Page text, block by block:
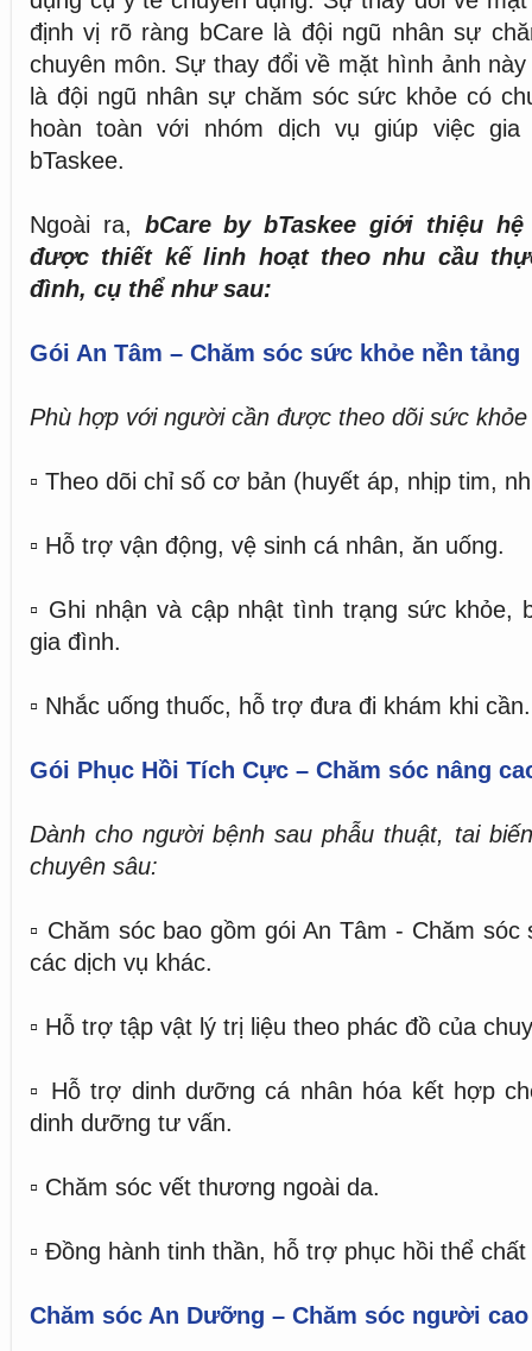
định vị rõ ràng bCare là đội ngũ nhân sự
chuyên môn. Sự thay đổi về mặt hình ảnh
là đội ngũ nhân sự chăm sóc sức khỏe có
hoàn toàn với nhóm dịch vụ giúp việc
bTaskee.
Ngoài ra, bCare by bTaskee giới thiệu
được thiết kế linh hoạt theo nhu cầu
đình, cụ thể như sau:
Gói An Tâm – Chăm sóc sức khỏe nền tảng
Phù hợp với người cần được theo dõi sức
▫️ Theo dõi chỉ số cơ bản (huyết áp, nhịp tim,
▫️ Hỗ trợ vận động, vệ sinh cá nhân, ăn uống.
▫️ Ghi nhận và cập nhật tình trạng sức khỏe,
gia đình.
▫️ Nhắc uống thuốc, hỗ trợ đưa đi khám khi cần.
Gói Phục Hồi Tích Cực – Chăm sóc nâng
Dành cho người bệnh sau phẫu thuật, tai
chuyên sâu:
▫️ Chăm sóc bao gồm gói An Tâm - Chăm
các dịch vụ khác.
▫️ Hỗ trợ tập vật lý trị liệu theo phác đồ của
▫️ Hỗ trợ dinh dưỡng cá nhân hóa kết hợp
dinh dưỡng tư vấn.
▫️ Chăm sóc vết thương ngoài da.
▫️ Đồng hành tinh thần, hỗ trợ phục hồi thể
Chăm sóc An Dưỡng – Chăm sóc người